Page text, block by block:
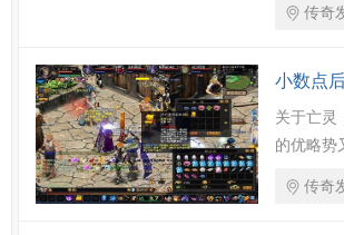
传奇
小数点
关于亡灵
的优略势
传奇